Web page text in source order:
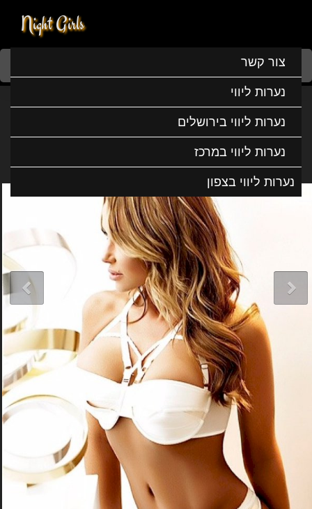
Night Girls
צור קשר
נערות ליווי
נערות ליווי בירושלים
נערות ליווי במרכז
נערות ליווי בצפון
Home נערות ליווי
גולי חמה אש
גולי חמה אש